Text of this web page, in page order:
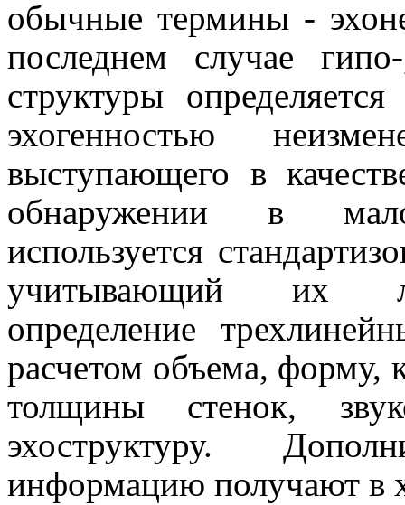
обычные термины -
последнем случае
структуры
эхогенностью
выступающего в
обнаружении в
используется
учитывающий их
определение
расчетом объема, форму,
толщины стенок,
эхоструктуру.
информацию получают в